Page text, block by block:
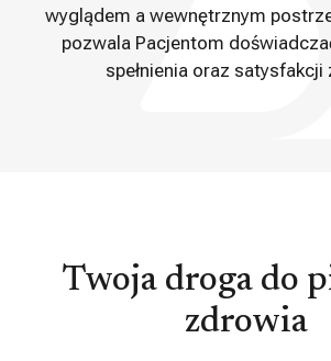
wyglądem a wewnętrznym
pozwala Pacjentom
spełnienia oraz satysfakcji
Twoja droga do
zdrowia